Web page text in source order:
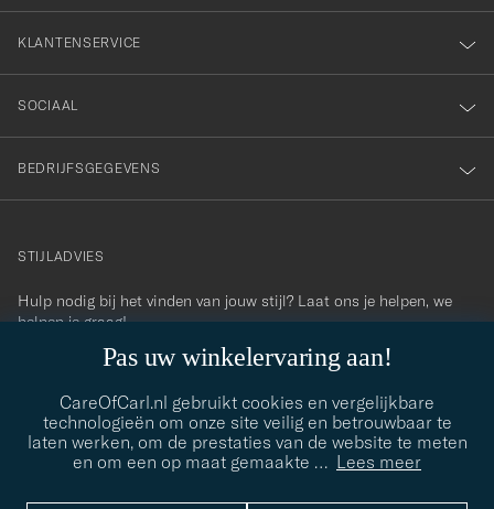
Pas uw winkelervaring aan!
CareOfCarl.nl gebruikt cookies en vergelijkbare
technologieën om onze site veilig en betrouwbaar te
laten werken, om de prestaties van de website te meten
en om een op maat gemaakte … Lees meer
KLANTENSERVICE
SOCIAAL
BEDRIJFSGEGEVENS
contact@careofcarl.com
STIJLADVIES
Hulp nodig bij het vinden van jouw stijl? Laat ons je helpen, we
helpen je graag!
STIJLADVIES
© Care of Carl 2026